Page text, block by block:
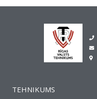
TEHNIKUMS